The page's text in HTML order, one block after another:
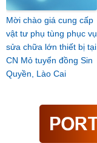
Mời chào giá cung cấp
vật tư phụ tùng phục vụ
sửa chữa lớn thiết bị tại
CN Mỏ tuyển đồng Sin
Quyền, Lào Cai